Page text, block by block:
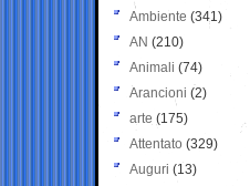
Ambiente (341)
AN (210)
Animali (74)
Arancioni (2)
arte (175)
Attentato (329)
Auguri (13)